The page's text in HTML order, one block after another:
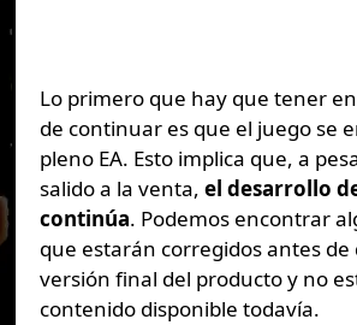
Lo primero que hay que tener
de continuar es que el juego se
pleno EA. Esto implica que, a
salido a la venta, el desarrollo
continúa. Podemos encontrar
que estarán corregidos antes de
versión final del producto y no
contenido disponible todavía.